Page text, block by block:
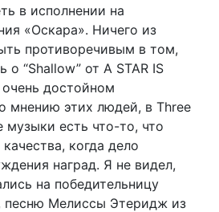
в исполнении на
«Оскара». Ничего из
противоречивым в том,
о “Shallow” от A STAR IS
достойном
мнению этих людей, в Three
музыки есть что-то, что
когда дело
наград. Я не видел,
на победительницу
песню Мелиссы Этеридж из